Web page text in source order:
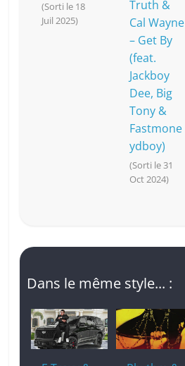
(Sorti le 18
Juil 2025)
Truth &
Cal Wayne
– Get By
(feat.
Jackboy
Dee, Big
Tony &
Fastmone
ydboy)
(Sorti le 31
Oct 2024)
Dans le même style... :